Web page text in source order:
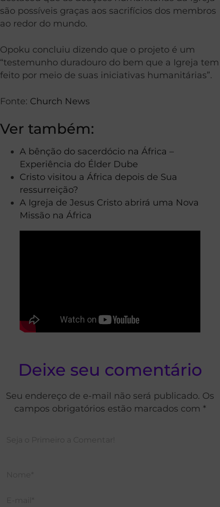
são possíveis graças aos sacrifícios dos membros
ao redor do mundo.
Opoku concluiu dizendo que o projeto é um
“testemunho duradouro do bem que a Igreja tem
feito por meio de suas iniciativas humanitárias”.
Fonte: Church News
Ver também:
A bênção do sacerdócio na África –
Experiência do Élder Dube
Cristo visitou a África depois de Sua
ressurreição?
A Igreja de Jesus Cristo abrirá uma Nova
Missão na África
Deixe seu comentário
Seu endereço de e-mail não será publicado. Os
campos obrigatórios estão marcados com *